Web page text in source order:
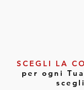
SCEGLI LA
per ogni